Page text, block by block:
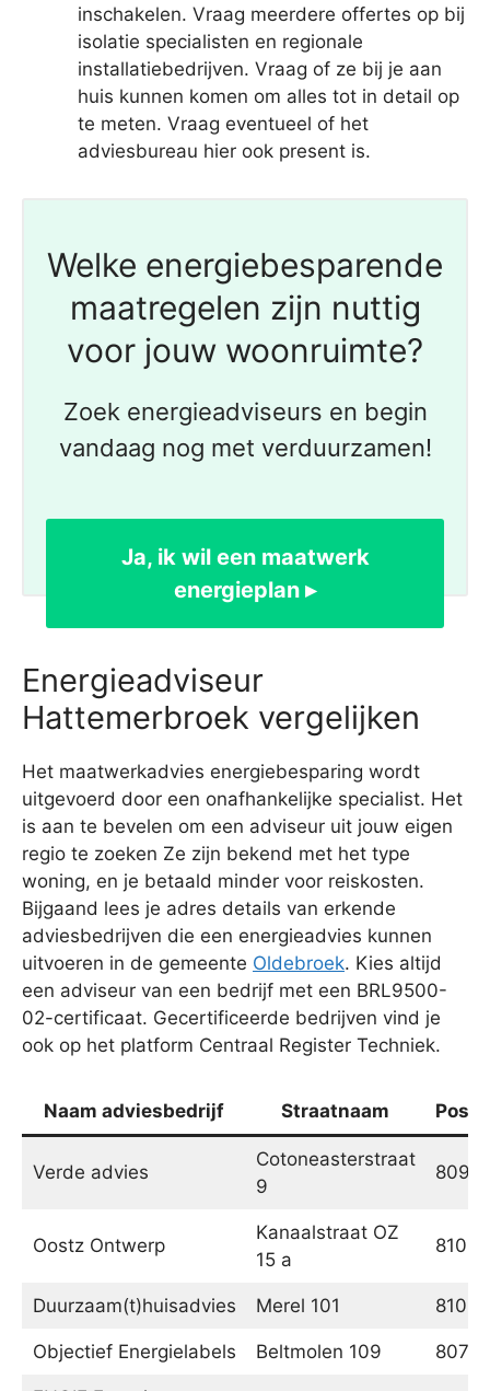
inschakelen. Vraag meerdere offertes op bij
isolatie specialisten en regionale
installatiebedrijven. Vraag of ze bij je aan
huis kunnen komen om alles tot in detail op
te meten. Vraag eventueel of het
adviesbureau hier ook present is.
Welke energiebesparende
maatregelen zijn nuttig
voor jouw woonruimte?
Zoek energieadviseurs en begin
vandaag nog met verduurzamen!
Ja, ik wil een maatwerk
energieplan ▸
Energieadviseur
Hattemerbroek vergelijken
Het maatwerkadvies energiebesparing wordt
uitgevoerd door een onafhankelijke specialist. Het
is aan te bevelen om een adviseur uit jouw eigen
regio te zoeken Ze zijn bekend met het type
woning, en je betaald minder voor reiskosten.
Bijgaand lees je adres details van erkende
adviesbedrijven die een energieadvies kunnen
uitvoeren in de gemeente Oldebroek. Kies altijd
een adviseur van een bedrijf met een BRL9500-
02-certificaat. Gecertificeerde bedrijven vind je
ook op het platform Centraal Register Techniek.
Naam adviesbedrijf Straatnaam
Verde advies
Cotoneasterstraat
9
Oostz Ontwerp
Kanaalstraat OZ
15 a
Duurzaam(t)huisadvies Merel 101
Objectief Energielabels Beltmolen 109